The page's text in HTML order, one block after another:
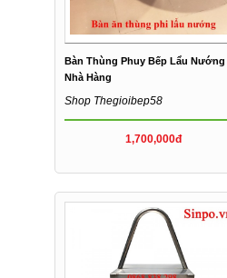
Bàn Thùng Phuy Bếp Lẩu Nướng
Nhà Hàng
Shop Thegioibep58
1,700,000đ